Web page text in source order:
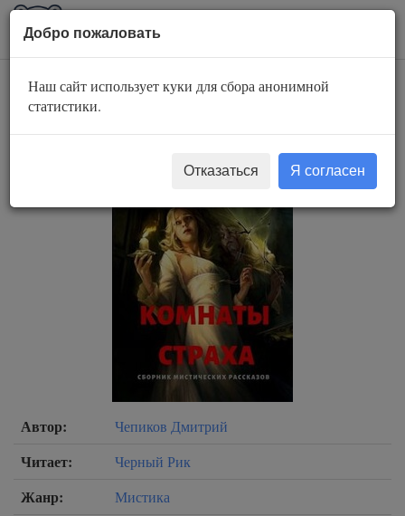
AuBook.org
Ползуны
Автор: Чепиков Дмитрий
Читает: Черный Рик
Жанр: Мистика
Добро пожаловать
Наш сайт использует куки для сбора анонимной
статистики.
Отказаться Я согласен